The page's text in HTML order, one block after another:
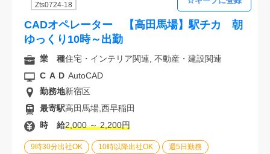
名古屋 0120-960-379 0120-978-186
電話受付：平日 9:15～19:00
Zts0724-18
CADオペレーター 【高田馬場】駅チカ 朝
ゆっくり10時～出勤
9時30分出社OK 10時以降出社OK 週5日勤務
業 種住宅・インテリア関連, 不動産・建設関連
CAD AutoCAD
勤務地新宿区
最寄駅高田馬場,西早稲田
時 給2,000 ～ 2,200円